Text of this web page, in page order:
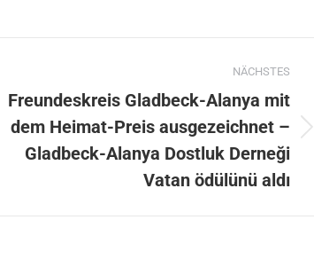
NÄCHSTES
Nächster
Beitrag:
Freundeskreis Gladbeck-Alanya mit
dem Heimat-Preis ausgezeichnet –
Gladbeck-Alanya Dostluk Derneği
Vatan ödülünü aldı